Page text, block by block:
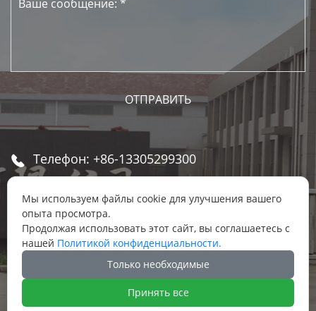
 Телефон: +86-13305299300
 email: gray@chinatools.com
 We Chat: +86 13305299300
Адрес: Восточный индустриальный парк, в
переулке пос. Даньбэй, г. Даньян, г.
Чжэньцзян, провинции Цзянсу
Мы используем файлы cookie для улучшения вашего
опыта просмотра.
Продолжая использовать этот сайт, вы соглашаетесь с
нашей Политикой конфиденциальности.
Только необходимые
Принять все